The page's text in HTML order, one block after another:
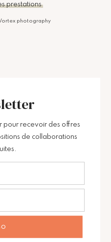
prestations
photography
pour recevoir des offres
de collaborations